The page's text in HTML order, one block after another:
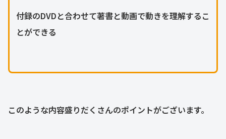
付録のDVDと合わせて著書と動画で動きを理解するこ
とができる
このような内容盛りだくさんのポイントがございます。